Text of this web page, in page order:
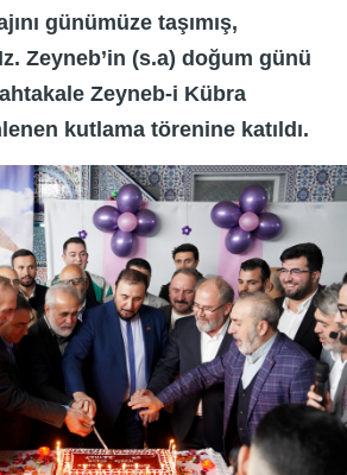
günümüze taşımış,
Zeyneb’in (s.a) doğum günü
Zeyneb-i Kübra
kutlama törenine katıldı.